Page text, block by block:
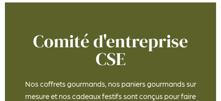
Comité d'entreprise
CSE
Nos coffrets gourmands, nos paniers gourmands sur
mesure et nos cadeaux festifs sont conçus pour faire